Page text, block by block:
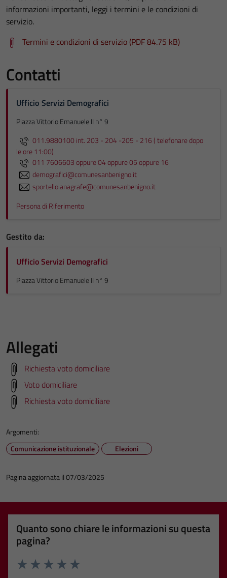
informazioni importanti, leggi i termini e le condizioni di
servizio.
Termini e condizioni di servizio (PDF 84.75 kB)
Contatti
Ufficio Servizi Demografici
Piazza Vittorio Emanuele II n° 9
011.9880100 int. 203 - 204 -205 - 216 ( telefonare dopo
le ore 11:00)
011 7606603 oppure 04 oppure 05 oppure 16
demografici@comunesanbenigno.it
sportello.anagrafe@comunesanbenigno.it
Persona di Riferimento
Gestito da:
Ufficio Servizi Demografici
Piazza Vittorio Emanuele II n° 9
Allegati
Richiesta voto domiciliare
Voto domiciliare
Richiesta voto domiciliare
Argomenti:
Comunicazione istituzionale
Elezioni
Pagina aggiornata il 07/03/2025
Quanto sono chiare le informazioni su questa
pagina?